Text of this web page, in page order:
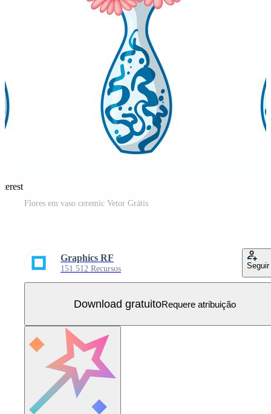
Flores em vaso ceremic Vetor Grátis
Graphics RF
151.512 Recursos Seguir
Download gratuitoRequere atribuição